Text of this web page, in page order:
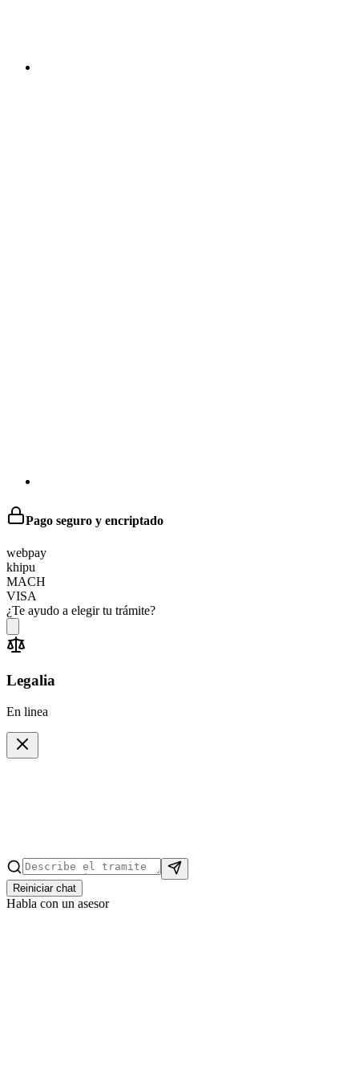
Pago seguro y encriptado
webpay
khipu
MACH
VISA
¿Te ayudo a elegir tu trámite?
Legalia
En linea
Reiniciar chat
Habla con un asesor